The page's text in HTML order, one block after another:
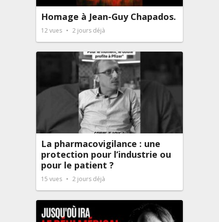
Homage à Jean-Guy Chapados.
12vues 2 jours déjà
La pharmacovigilance : une
protection pour l’industrie ou
pour le patient ?
15 vues 2 jours déjà